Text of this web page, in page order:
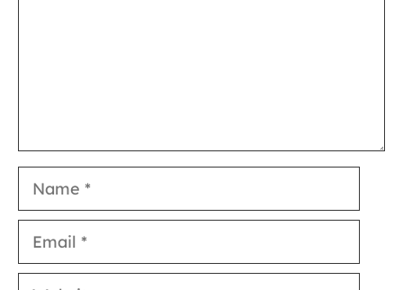
Name
Email
Website